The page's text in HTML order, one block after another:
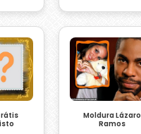
Moldura Lázaro
Ramos